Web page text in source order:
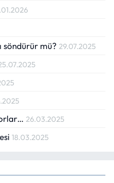
söndürür mü? 29.07.2025
26.03.2025
18.03.2025